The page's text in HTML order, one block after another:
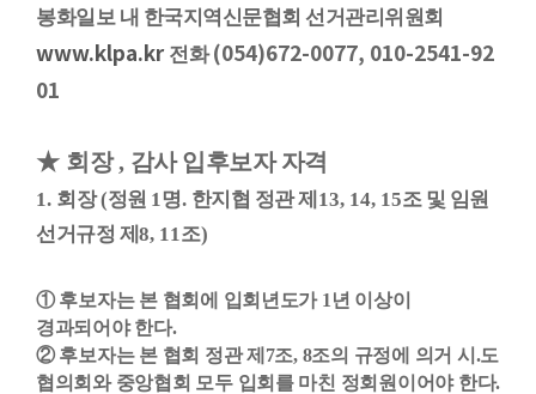
봉화일보 내 한국지역신문협회 선거관리위원회
www.klpa.kr 전화(054)672-0077, 010-2541-92
01
★ 회장, 감사 입후보자 자격
1. 회장(정원 1명. 한지협 정관 제 13, 14, 15조 및 임원
선거규정 제 8, 11조)
① 후보자는 본 협회에 입회년도가 1 년 이상이
경과되어야 한다.
② 후보자는 본 협회 정관 제 7조, 8조의 규정에 의거 시 .도
협의회와 중앙협회 모두 입회를 마친 정회원이어야 한다.